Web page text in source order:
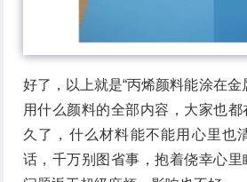
好了，以上就是“丙烯颜料能涂在金
用什么颜料的全部内容，大家也
久了，什么材料能不能用心里也
话，千万别图省事，抱着侥幸心里